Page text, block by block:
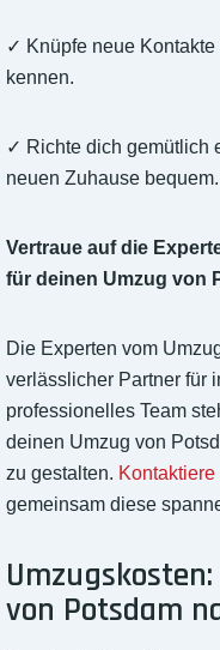
✓ Knüpfe neue
kennen.
✓ Richte dich gemütlich
neuen Zuhause bequem.
Vertraue auf die
für deinen Umzug von
Die Experten vom
verlässlicher Partner für
professionelles Team
deinen Umzug von
zu gestalten. Kontaktiere
gemeinsam diese
von Potsdam